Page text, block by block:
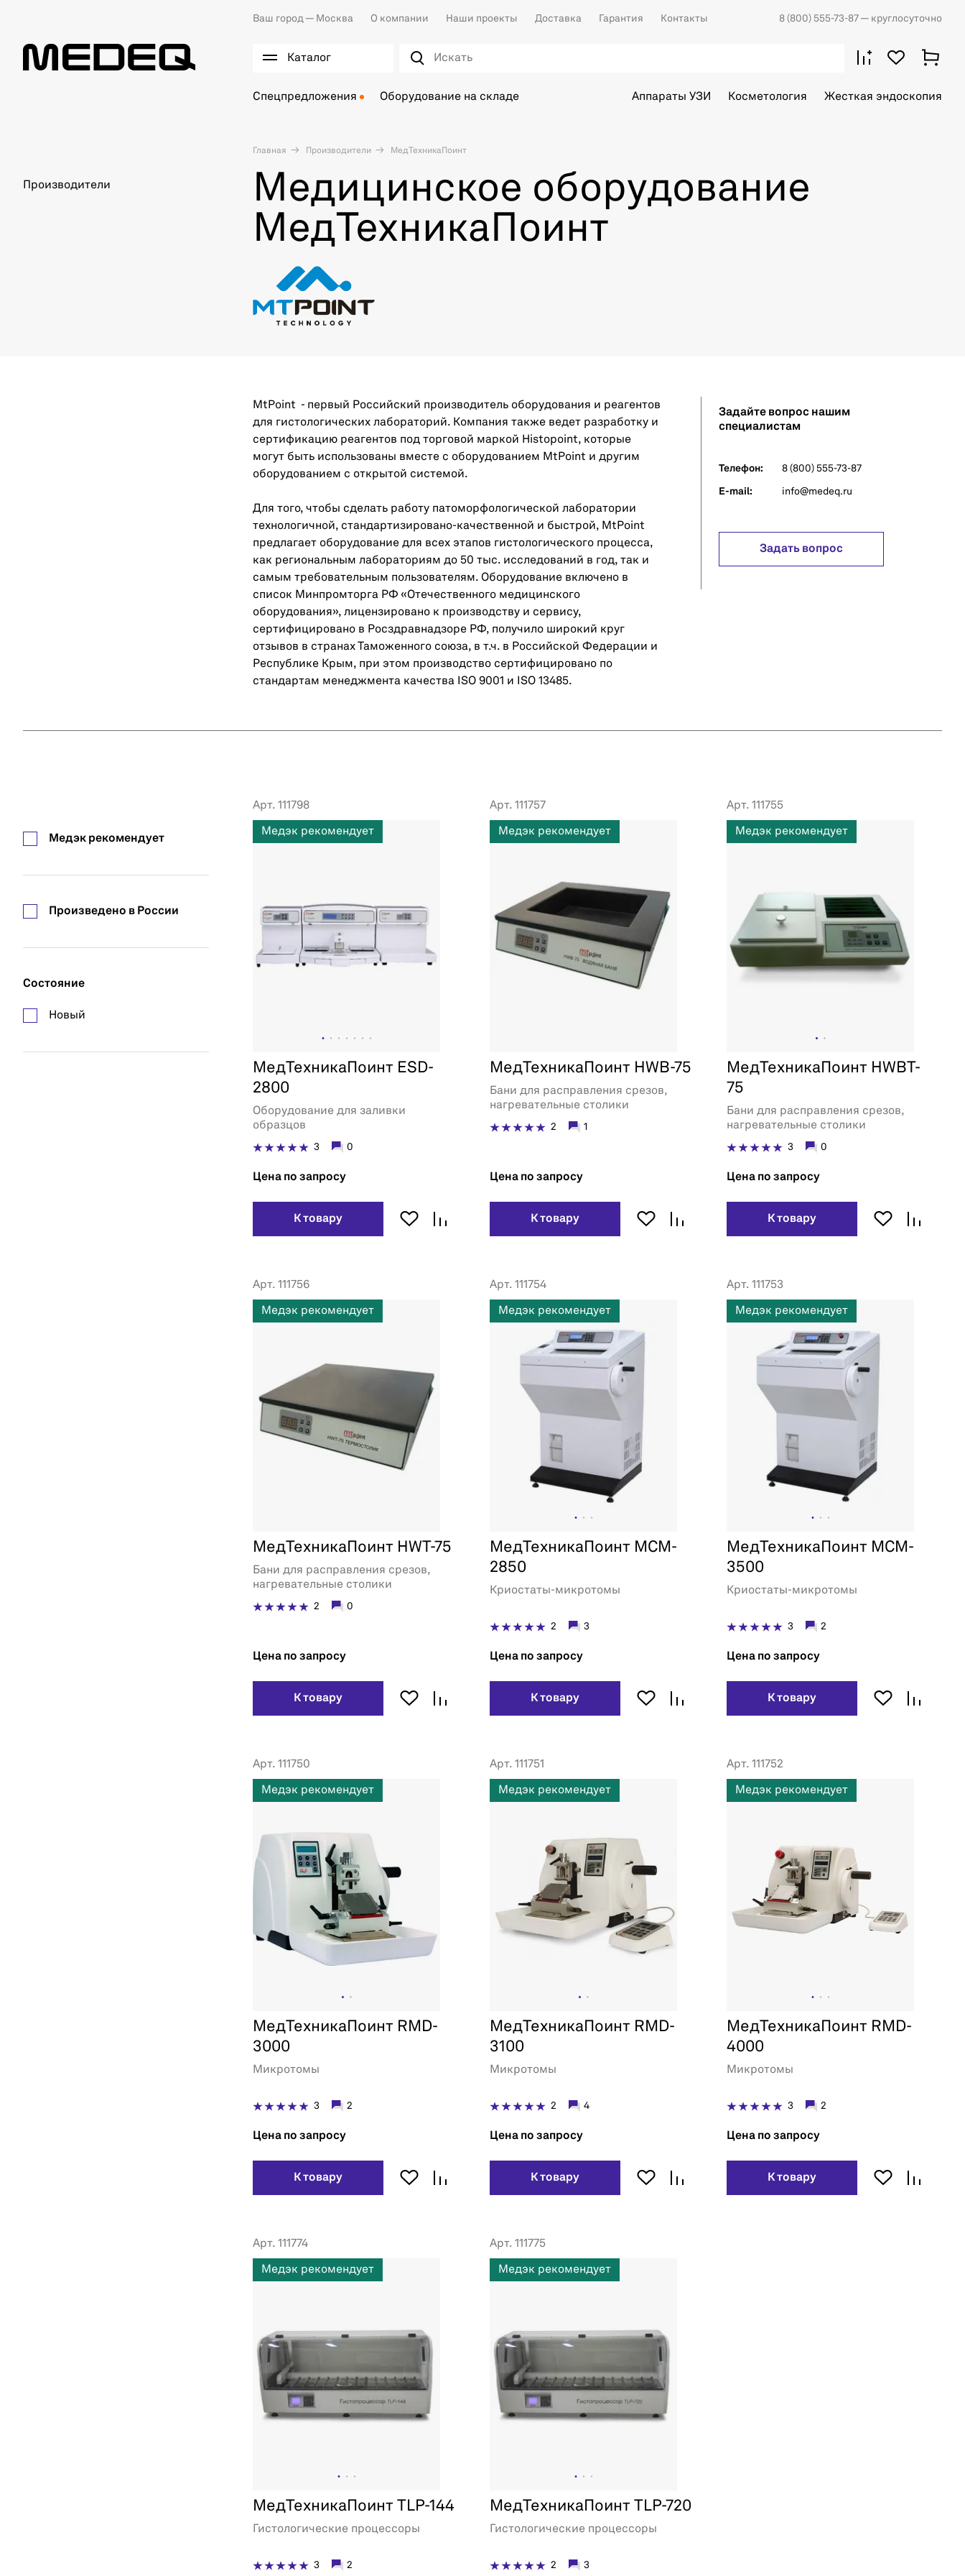
Ваш город — Москва О компании Наши проекты Доставка Гарантия Контакты 8 (800) 555-73-87 — круглосуточно
Каталог
Спецпредложения Оборудование на складе Аппараты УЗИ Косметология Жесткая эндоскопия
Главная Производители МедТехникаПоинт
Производители
Медицинское оборудование
МедТехникаПоинт
MtPoint - первый Российский производитель оборудования и реагентов
для гистологических лабораторий. Компания также ведет разработку и
сертификацию реагентов под торговой маркой Histopoint, которые
могут быть использованы вместе с оборудованием MtPoint и другим
оборудованием с открытой системой.
Для того, чтобы сделать работу патоморфологической лаборатории
технологичной, стандартизировано-качественной и быстрой, MtPoint
предлагает оборудование для всех этапов гистологического процесса,
как региональным лабораториям до 50 тыс. исследований в год, так и
самым требовательным пользователям. Оборудование включено в
список Минпромторга РФ «Отечественного медицинского
оборудования», лицензировано к производству и сервису,
сертифицировано в Росздравнадзоре РФ, получило широкий круг
отзывов в странах Таможенного союза, в т.ч. в Российской Федерации и
Республике Крым, при этом производство сертифицировано по
стандартам менеджмента качества ISO 9001 и ISO 13485.
Задайте вопрос нашим
специалистам
Телефон: 8 (800) 555-73-87
E-mail: info@medeq.ru
Задать вопрос
Медэк рекомендует
Произведено в России
Состояние
Новый
Арт. 111798
Медэк рекомендует
МедТехникаПоинт ESD-
2800
Оборудование для заливки
образцов
3 0
Цена по запросу
К товару
Арт. 111757
Медэк рекомендует
МедТехникаПоинт HWB-75
Бани для расправления срезов,
нагревательные столики
2 1
Цена по запросу
К товару
Арт. 111755
Медэк рекомендует
МедТехникаПоинт HWBT-
75
Бани для расправления срезов,
нагревательные столики
3 0
Цена по запросу
К товару
Арт. 111756
Медэк рекомендует
МедТехникаПоинт HWT-75
Бани для расправления срезов,
нагревательные столики
2 0
Цена по запросу
К товару
Арт. 111754
Медэк рекомендует
МедТехникаПоинт MCM-
2850
Криостаты-микротомы
2 3
Цена по запросу
К товару
Арт. 111753
Медэк рекомендует
МедТехникаПоинт MCM-
3500
Криостаты-микротомы
3 2
Цена по запросу
К товару
Арт. 111750
Медэк рекомендует
МедТехникаПоинт RMD-
3000
Микротомы
3 2
Цена по запросу
К товару
Арт. 111751
Медэк рекомендует
МедТехникаПоинт RMD-
3100
Микротомы
2 4
Цена по запросу
К товару
Арт. 111752
Медэк рекомендует
МедТехникаПоинт RMD-
4000
Микротомы
3 2
Цена по запросу
К товару
Арт. 111774
Медэк рекомендует
МедТехникаПоинт TLP-144
Гистологические процессоры
3 2
Арт. 111775
Медэк рекомендует
МедТехникаПоинт TLP-720
Гистологические процессоры
2 3